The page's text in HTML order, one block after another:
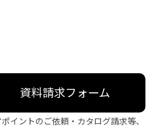
資料請求フォーム
イントのご依頼・カタログ請求等、